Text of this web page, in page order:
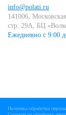
info@polati.ru
141006,
стр. 29А, БЦ
Ежедневно с 9:00
Политика обработки